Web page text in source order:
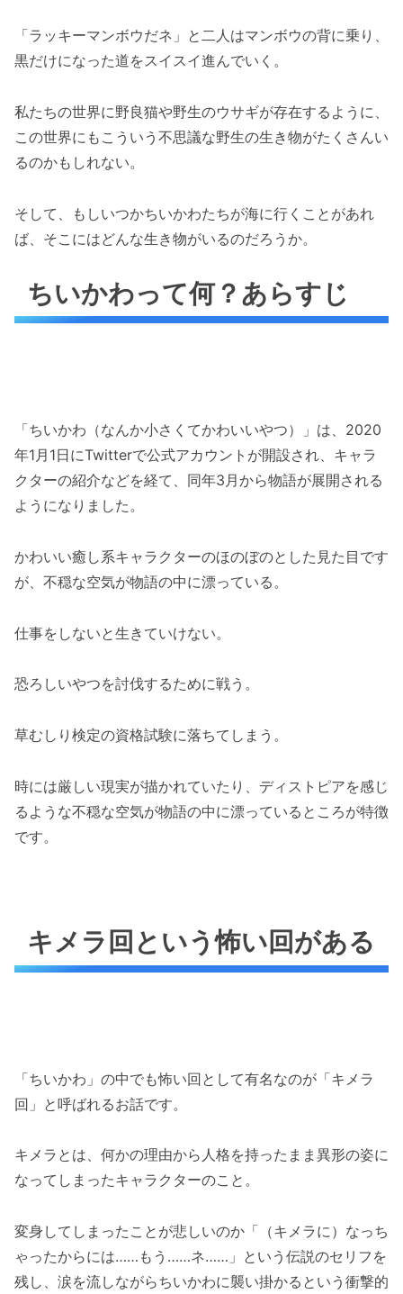
「ラッキーマンボウだネ」と二人はマンボウの背に乗り、
黒だけになった道をスイスイ進んでいく。
私たちの世界に野良猫や野生のウサギが存在するように、
この世界にもこういう不思議な野生の生き物がたくさんい
るのかもしれない。
そして、もしいつかちいかわたちが海に行くことがあれ
ば、そこにはどんな生き物がいるのだろうか。
ちいかわって何？あらすじ
「ちいかわ（なんか小さくてかわいいやつ）」は、2020
年1月1日にTwitterで公式アカウントが開設され、キャラ
クターの紹介などを経て、同年3月から物語が展開される
ようになりました。
かわいい癒し系キャラクターのほのぼのとした見た目です
が、不穏な空気が物語の中に漂っている。
仕事をしないと生きていけない。
恐ろしいやつを討伐するために戦う。
草むしり検定の資格試験に落ちてしまう。
時には厳しい現実が描かれていたり、ディストピアを感じ
るような不穏な空気が物語の中に漂っているところが特徴
です。
キメラ回という怖い回がある
「ちいかわ」の中でも怖い回として有名なのが「キメラ
回」と呼ばれるお話です。
キメラとは、何かの理由から人格を持ったまま異形の姿に
なってしまったキャラクターのこと。
変身してしまったことが悲しいのか「（キメラに）なっち
ゃったからには……もう……ネ……」という伝説のセリフを
残し、涙を流しながらちいかわに襲い掛かるという衝撃的